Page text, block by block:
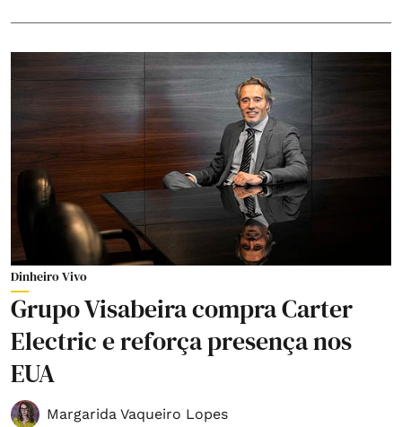
Dinheiro Vivo
Grupo Visabeira compra Carter
Electric e reforça presença nos
EUA
Margarida Vaqueiro Lopes